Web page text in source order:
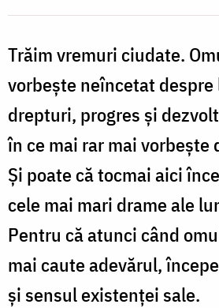
Oana
Nechifor
Trăim vremuri ciudate.
vorbește neîncetat
drepturi, progres și
în ce mai rar mai vorbește
Și poate că tocmai aici
cele mai mari drame ale
Pentru că atunci când
mai caute adevărul,
și sensul existenței sale.